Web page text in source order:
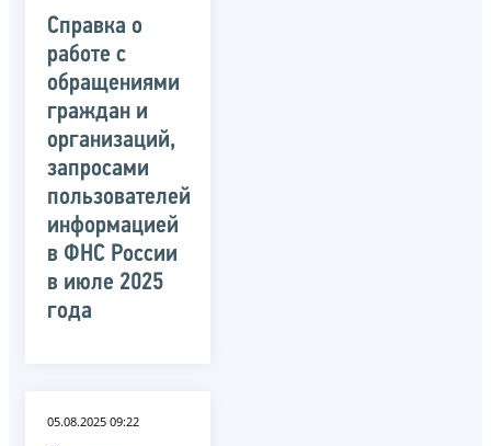
Справка о
работе с
обращениями
граждан и
организаций,
запросами
пользователей
информацией
в ФНС России
в июле 2025
года
05.08.2025 09:22